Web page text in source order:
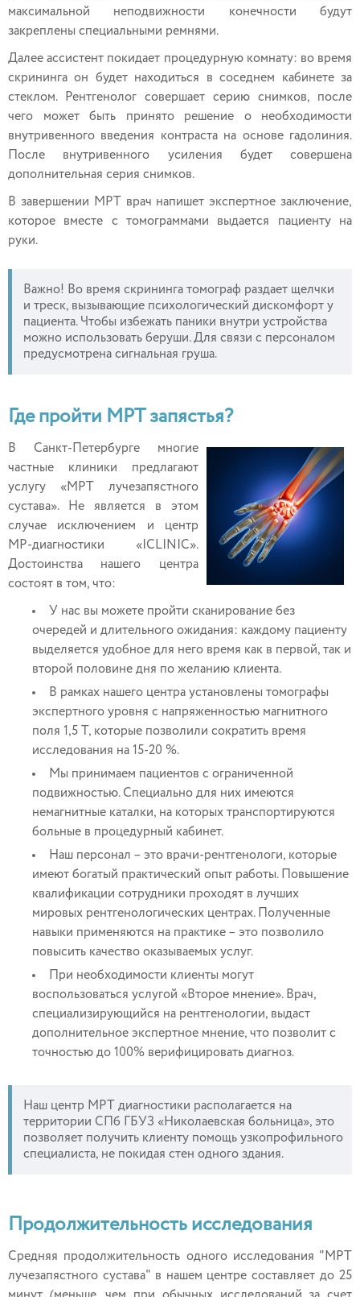
максимальной неподвижности конечности будут
закреплены специальными ремнями.
Далее ассистент покидает процедурную комнату: во время
скрининга он будет находиться в соседнем кабинете за
стеклом. Рентгенолог совершает серию снимков, после
чего может быть принято решение о необходимости
внутривенного введения контраста на основе гадолиния.
После внутривенного усиления будет совершена
дополнительная серия снимков.
В завершении МРТ врач напишет экспертное заключение,
которое вместе с томограммами выдается пациенту на
руки.
Важно! Во время скрининга томограф раздает щелчки
и треск, вызывающие психологический дискомфорт у
пациента. Чтобы избежать паники внутри устройства
можно использовать беруши. Для связи с персоналом
предусмотрена сигнальная груша.
Где пройти МРТ запястья?
В Санкт-Петербурге многие
частные клиники предлагают
услугу «МРТ лучезапястного
сустава». Не является в этом
случае исключением и центр
МР-диагностики «ICLINIC».
Достоинства нашего центра
состоят в том, что:
У нас вы можете пройти сканирование без
очередей и длительного ожидания: каждому пациенту
выделяется удобное для него время как в первой, так и
второй половине дня по желанию клиента.
В рамках нашего центра установлены томографы
экспертного уровня с напряженностью магнитного
поля 1,5 Т, которые позволили сократить время
исследования на 15-20 %.
Мы принимаем пациентов с ограниченной
подвижностью. Специально для них имеются
немагнитные каталки, на которых транспортируются
больные в процедурный кабинет.
Наш персонал – это врачи-рентгенологи, которые
имеют богатый практический опыт работы. Повышение
квалификации сотрудники проходят в лучших
мировых рентгенологических центрах. Полученные
навыки применяются на практике – это позволило
повысить качество оказываемых услуг.
При необходимости клиенты могут
воспользоваться услугой «Второе мнение». Врач,
специализирующийся на рентгенологии, выдаст
дополнительное экспертное мнение, что позволит с
точностью до 100% верифицировать диагноз.
Наш центр МРТ диагностики располагается на
территории СПб ГБУЗ «Николаевская больница», это
позволяет получить клиенту помощь узкопрофильного
специалиста, не покидая стен одного здания.
Продолжительность исследования
Средняя продолжительность одного исследования "МРТ
лучезапястного сустава" в нашем центре составляет до 25